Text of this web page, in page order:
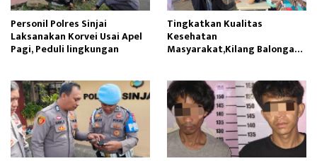
Personil Polres Sinjai
Laksanakan Korvei Usai Apel
Pagi, Peduli lingkungan
Tingkatkan Kualitas
Kesehatan
Masyarakat,Kilang Balongan